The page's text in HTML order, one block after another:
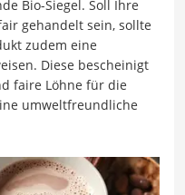
Bio-Siegel. Soll Ihre
gehandelt sein, sollte
zudem eine
Diese bescheinigt
faire Löhne für die
umweltfreundliche